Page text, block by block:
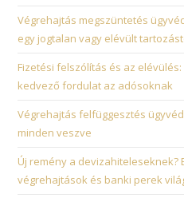
Végrehajtás megszüntetés
egy jogtalan vagy elévült
Fizetési felszólítás és az
kedvező fordulat az adósoknak
Végrehajtás felfüggesztés
minden veszve
Új remény a devizahiteleseknek?
végrehajtások és banki perek